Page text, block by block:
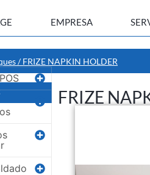
EMPRESA
/ FRIZE NAPKIN HOLDER
FRIZE